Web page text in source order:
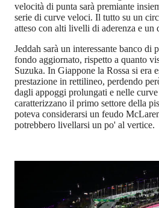
velocità di punta sarà premiante
serie di curve veloci. Il tutto su un
atteso con alti livelli di aderenza e un
Jeddah sarà un interessante banco di
fondo aggiornato, rispetto a quanto
Suzuka. In Giappone la Rossa si era
prestazione in rettilineo, perdendo
dagli appoggi prolungati e nelle
caratterizzano il primo settore della
poteva considerarsi un feudo
potrebbero livellarsi un po' al vertice.